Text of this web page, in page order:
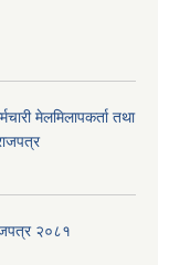
मेलमिलापकर्ता तथा
२०८१